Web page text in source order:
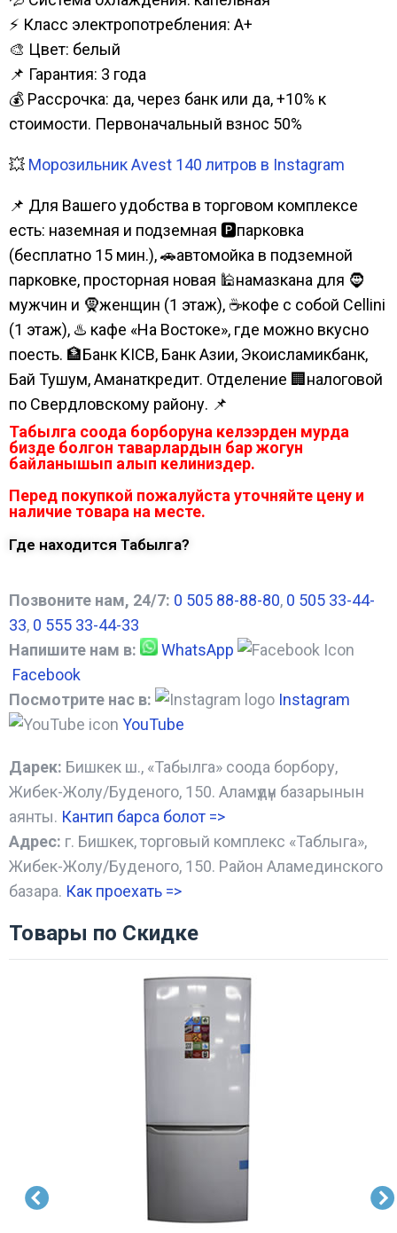
⚡ Класс электропотребления: А+
🎨 Цвет: белый
📌 Гарантия: 3 года
💰 Рассрочка: да, через банк или да, +10% к
стоимости. Первоначальный взнос 50%
💥 Морозильник Avest 140 литров в Instagram
📌 Для Вашего удобства в торговом комплексе
есть: наземная и подземная 🅿парковка
(бесплатно 15 мин.), 🚗автомойка в подземной
парковке, просторная новая 🕌намазкана для 🧔
мужчин и 🧕женщин (1 этаж), ☕кофе с собой Cellini
(1 этаж), ♨️ кафе «На Востоке», где можно вкусно
поесть. 🏦Банк KICB, Банк Азии, Экоисламикбанк,
Бай Тушум, Аманаткредит. Отделение 🏢налоговой
по Свердловскому району. 📌
Табылга соода борборуна келээрден мурда
бизде болгон таварлардын бар жогун
байланышып алып келиниздер.
Перед покупкой пожалуйста уточняйте цену и
наличие товара на месте.
Где находится Табылга?
Позвоните нам, 24/7: 0 505 88-88-80, 0 505 33-44-
33, 0 555 33-44-33
Напишите нам в:
WhatsApp
Facebook
Посмотрите нас в:
Instagram
YouTube
Дарек: Бишкек ш., «Табылга» соода борбору,
Жибек-Жолу/Буденого, 150. Аламүдүн базарынын
аянты. Кантип барса болот =>
Адрес: г. Бишкек, торговый комплекс «Таблыга»,
Жибек-Жолу/Буденого, 150. Район Аламединского
базара. Как проехать =>
Товары по Скидке